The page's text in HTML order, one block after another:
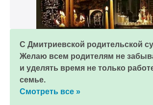
С Дмитриевской родительской
Желаю всем родителям не
и уделять время не только
семье.
Смотреть все »